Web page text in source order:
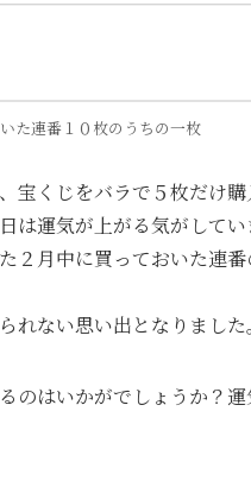
た連番１０枚のうちの一枚
宝くじをバラで５枚だけ
運気が上がる気がしてい
２月中に買っておいた連
れない思い出となりました。
のはいかがでしょうか？